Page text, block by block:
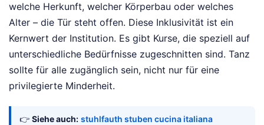
welche Herkunft, welcher Körperbau oder welches
Alter – die Tür steht offen. Diese Inklusivität ist ein
Kernwert der Institution. Es gibt Kurse, die speziell auf
unterschiedliche Bedürfnisse zugeschnitten sind. Tanz
sollte für alle zugänglich sein, nicht nur für eine
privilegierte Minderheit.
👉 Siehe auch: stuhlfauth stuben cucina italiana